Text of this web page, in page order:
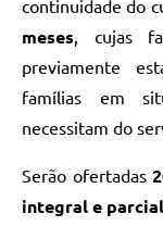
continuidade do
meses, cujas
previamente
famílias em
necessitam do
Serão ofertadas
integral e parcial